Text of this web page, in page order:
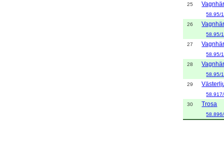
25
58.95/
26
58.95/
27
58.95/
28
58.95/
29
30
Trosa